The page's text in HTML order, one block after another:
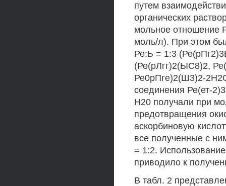
путем
органических
мольное отношение
моль/л). При этом
Ре:Ь = 1:3
(Ре(рЛгг)2(ЫС8)2,
Ре0рПге)2(Ш3)2-
соединения Ре(ет-
Н20 получали при
предотвращения
аскорбиновую
все полученные с
= 1:2. Использование
приводило к
В табл. 2